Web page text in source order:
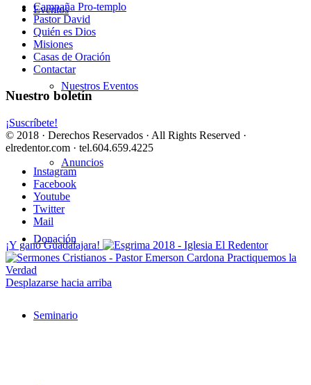
Eventos
Nuestros Eventos
Anuncios
Donación
Seminario
Campaña Pro-templo
Pastor David
Quién es Dios
Misiones
Casas de Oración
Contactar
Nuestro boletín
¡Suscríbete!
© 2018 · Derechos Reservados · All Rights Reserved ·
elredentor.com · tel.604.659.4225
Instagram
Facebook
Youtube
Twitter
Mail
¡Y ganó Guadalajara!
Practiquemos la
Verdad
Desplazarse hacia arriba